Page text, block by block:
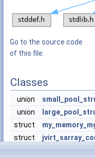
Go to the source code
of this file.
Classes
union
union
struct
struct